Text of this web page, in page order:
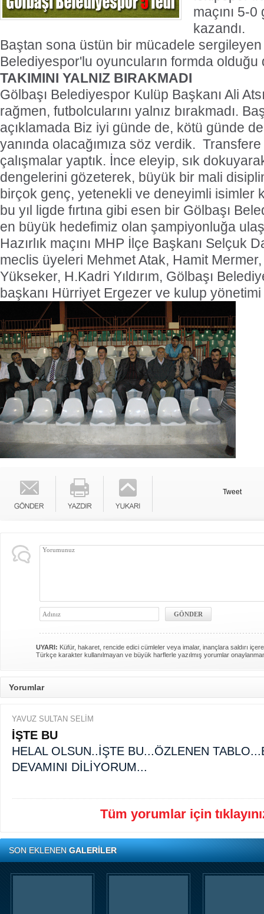
maçını 5-
kazandı.
Baştan sona üstün bir mücadele sergileyen
Belediyespor'lu oyuncuların formda olduğu
TAKIMINI YALNIZ BIRAKMADI
Gölbaşı Belediyespor Kulüp Başkanı Ali
rağmen, futbolcularını yalnız bırakmadı.
açıklamada Biz iyi günde de, kötü günde de
yanında olacağımıza söz verdik.
çalışmalar yaptık. İnce eleyip, sık
dengelerini gözeterek, büyük bir mali
birçok genç, yetenekli ve deneyimli isimler
bu yıl ligde fırtına gibi esen bir Gölbaşı
en büyük hedefimiz olan şampiyonluğa
Hazırlık maçını MHP İlçe Başkanı Selçuk
meclis üyeleri Mehmet Atak, Hamit
Yükseker, H.Kadri Yıldırım, Gölbaşı
başkanı Hürriyet Ergezer ve kulup
Tweet
UYARI: Küfür, hakaret, rencide edici cümleler veya imalar, inançlara saldırı
Türkçe karakter kullanılmayan ve büyük harflerle yazılmış yorumlar
Yorumlar
YAVUZ SULTAN SELİM
İŞTE BU
HELAL OLSUN..İŞTE BU...ÖZLENEN
DEVAMINI DİLİYORUM...
Tüm yorumlar için
SON EKLENENGALERİLER